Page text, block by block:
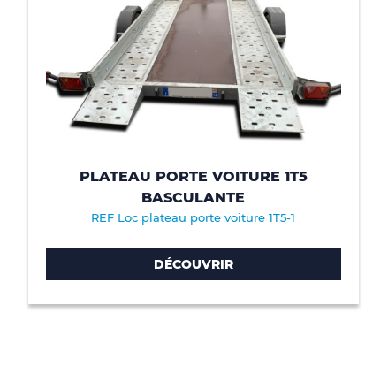
PLATEAU PORTE VOITURE 1T5
BASCULANTE
REF Loc plateau porte voiture 1T5-1
DÉCOUVRIR